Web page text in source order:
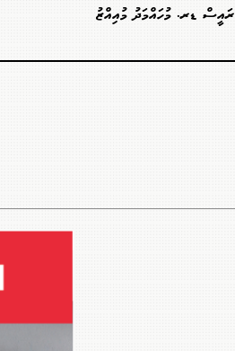
ރައީސް ޑރ. މުހައްމަދު މުއިއްޒު